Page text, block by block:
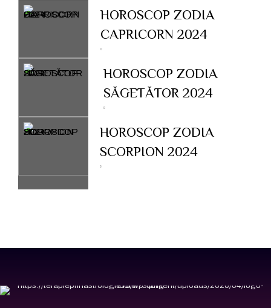
HOROSCOP ZODIA
CAPRICORN 2024
HOROSCOP ZODIA
SĂGETĂTOR 2024
HOROSCOP ZODIA
SCORPION 2024